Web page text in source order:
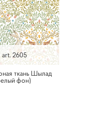
art. 2605
ткань Шылад
фон)